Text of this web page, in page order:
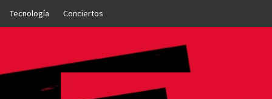
Tecnología Conciertos